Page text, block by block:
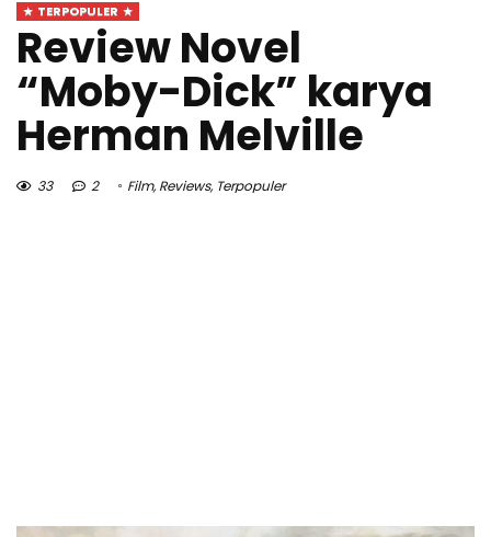
TERPOPULER
Review Novel
“Moby-Dick” karya
Herman Melville
33 2 Film,Reviews, Terpopuler